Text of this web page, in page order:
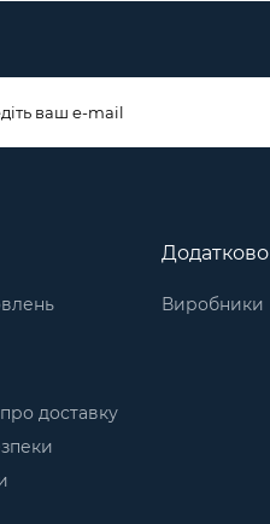
Додатково
Виробники
доставку